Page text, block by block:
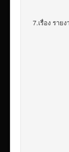
7.เรื่อง ราย